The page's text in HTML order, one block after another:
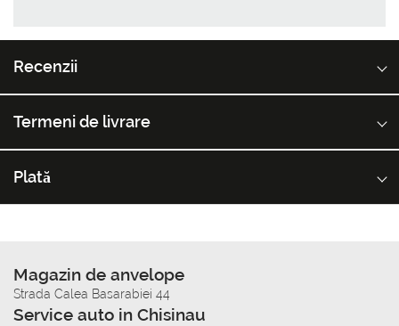
Recenzii
Termeni de livrare
Plată
Magazin de anvelope
Strada Calea Basarabiei 44
Service auto in Chisinau